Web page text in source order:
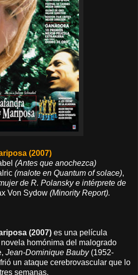
(2007)
(Antes que anochezca)
(malote en Quantum of solace),
de R. Polansky e intérprete de
Von Sydow (Minority Report).
(2007) es una película
homónima del malogrado
Jean-Dominique Bauby (1952-
un ataque cerebrovascular que lo
semanas.